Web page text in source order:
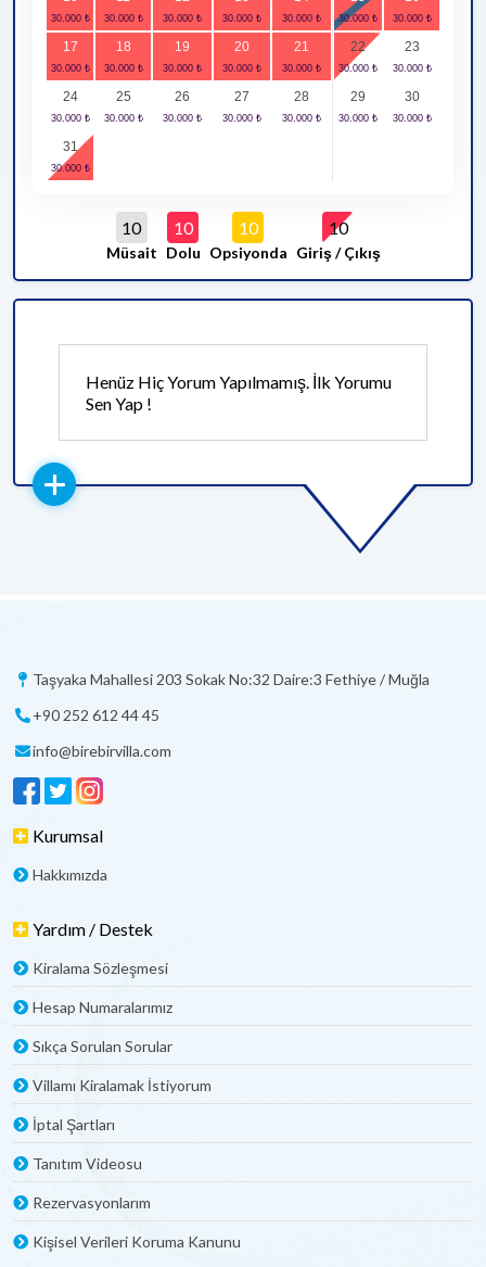
17 18 19 20 21 22 23
24 25 26 27 28 29 30
31
10
Müsait
10
Dolu
10
Opsiyonda
10
Giriş / Çıkış
Henüz Hiç Yorum Yapılmamış. İlk Yorumu
Sen Yap !
Taşyaka Mahallesi 203 Sokak No:32 Daire:3 Fethiye / Muğla
+90 252 612 44 45
info@birebirvilla.com
Kurumsal
Hakkımızda
Yardım / Destek
Kiralama Sözleşmesi
Hesap Numaralarımız
Sıkça Sorulan Sorular
Villamı Kiralamak İstiyorum
İptal Şartları
Tanıtım Videosu
Rezervasyonlarım
Kişisel Verileri Koruma Kanunu